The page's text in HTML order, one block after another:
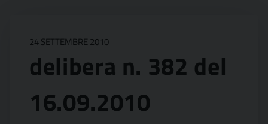
24 SETTEMBRE 2010
delibera n. 382 del
16.09.2010